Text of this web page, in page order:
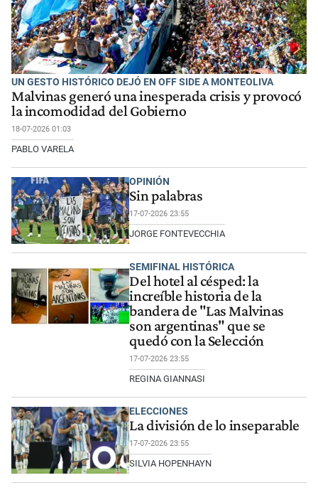
UN GESTO HISTÓRICO DEJÓ EN OFF SIDE A MONTEOLIVA
Malvinas generó una inesperada crisis y provocó
la incomodidad del Gobierno
18-07-2026 01:03
PABLO VARELA
OPINIÓN
Sin palabras
17-07-2026 23:55
JORGE FONTEVECCHIA
SEMIFINAL HISTÓRICA
Del hotel al césped: la
increíble historia de la
bandera de "Las Malvinas
son argentinas" que se
quedó con la Selección
17-07-2026 23:55
REGINA GIANNASI
ELECCIONES
La división de lo inseparable
17-07-2026 23:55
SILVIA HOPENHAYN